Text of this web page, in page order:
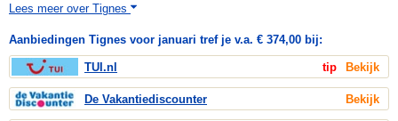
Lees meer over Tignes
Aanbiedingen Tignes voor januari tref je v.a. € 374,00 bij:
TUI.nl tip Bekijk
De Vakantiediscounter Bekijk